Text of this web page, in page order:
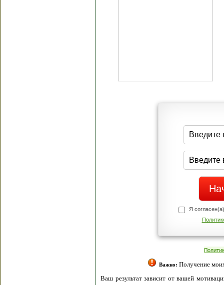
Я
Важно: Получение
Ваш результат зависит от вашей